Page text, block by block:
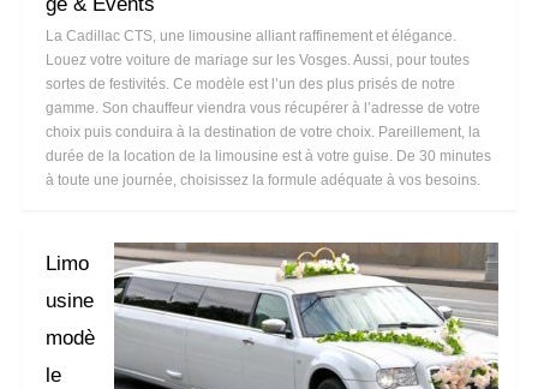
La Cadillac CTS, une limousine alliant raffinement et élégance.
Louez votre voiture de mariage sur les Vosges. Aussi, pour toutes
sortes de festivités. Ce modèle est l’un des plus prisés de notre
gamme. Son chauffeur viendra vous récupérer à l’adresse de votre
choix puis conduira à la destination de votre choix. Pareillement, la
durée de la location de la limousine est à votre guise. De 30 minutes
à toute une journée, choisissez la formule adéquate à vos besoins.
Limo
usine
modè
le